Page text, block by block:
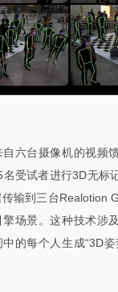
六台摄像机的视频
名受试者进行3D无标
输到三台Realotion
擎场景。这种技术涉
中的每个人生成“3D姿